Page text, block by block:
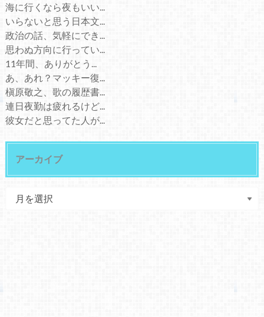
海に行くなら夜もいい...
いらないと思う日本文...
政治の話、気軽にでき...
思わぬ方向に行ってい...
11年間、ありがとう...
あ、あれ？マッキー復...
槇原敬之、歌の履歴書...
連日夜勤は疲れるけど...
彼女だと思ってた人が...
アーカイブ